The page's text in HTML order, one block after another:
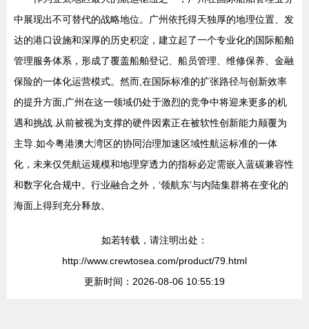
中展现出不可替代的战略地位。广州依托得天独厚的地理位置、发
达的港口设施和深厚的历史积淀，建立起了一个专业化的国际船舶
管理服务体系，形成了覆盖船舶登记、船员管理、维修保养、金融
保险的一体化运营模式。然而,在国际标准的扩张路径与创新效率
的提升方面,广州在这一领域仍处于激烈的竞争中将迎来更多的机
遇和挑战.从前被视为支撑的硬件因素正在被软性创新能力颠覆为
主导.如今粤港澳大湾区的协同治理加速区域性航运标准的一体
化，未来仅凭航运规模和地理穿透力的指标必定需嵌入蓝碳兼容性
和数字化合规中。行业融合之外，‘领航东’与内陆集群将在变化的
海面上得到充分释放。
如若转载，请注明出处：
http://www.crewtosea.com/product/79.html
更新时间：2026-08-06 10:55:19